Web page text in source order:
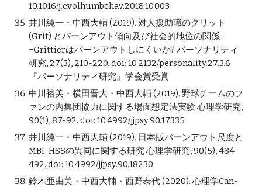
10.1016/j.evolhumbehav.2018.10.003
井川純一・中西大輔 (2019). 対人援助職のグリット
(Grit) とバーンアウト傾向及び社会的地位の関係−
−Grittierはバーンアウトしにくいか? パーソナリティ
研究, 27(3), 210-220. doi: 10.2132/personality.27.3.6
『パーソナリティ研究』学会賞受賞
中川裕美・横田晋大・中西大輔 (2019). 野球チームのフ
ァンの内集団協力に関する場面想定法実験 心理学研究,
90(1), 87-92. doi: 10.4992/jjpsy.90.17335
井川純一・中西大輔 (2019). 日本版バーンアウト尺度と
MBI-HSSの異同に関する研究 心理学研究, 90(5), 484-
492. doi: 10.4992/jjpsy.90.18230
鈴木亜由美 ・中西大輔・西野泰代 (2020). 心理学Can-